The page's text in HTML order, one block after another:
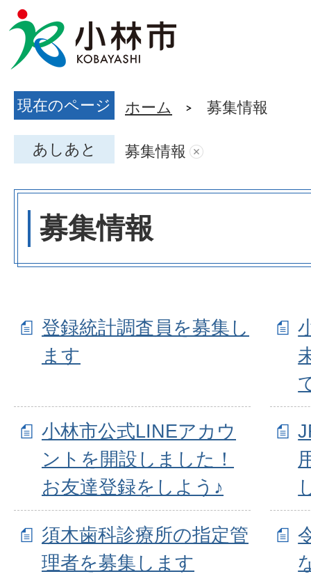
現在のページ ホーム 募集情報
あしあと 募集情報
募集情報
登録統計調査員を募集し
ます
小林市公式LINEアカウ
ントを開設しました！
お友達登録をしよう♪
須木歯科診療所の指定管
理者を募集します